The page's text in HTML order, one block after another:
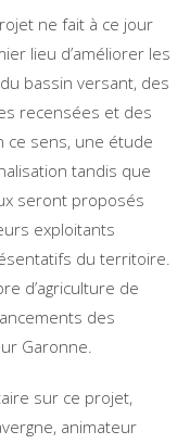
ne fait à ce jour
lieu d’améliorer les
bassin versant, des
recensées et des
ce sens, une étude
tandis que
seront proposés
exploitants
du territoire.
d’agriculture de
des
Garonne.
sur ce projet,
animateur